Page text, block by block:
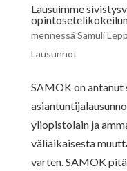
Lausuimme
mennessä Samuli
Lausunnot
SAMOK on
yliopistolain ja
väliaikaisesta
varten. SAMOK